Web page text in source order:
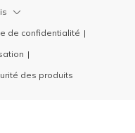
de confidentialité
des produits
USA, Inc.